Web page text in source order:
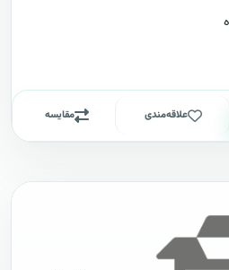
علاقه‌مندی مقایسه